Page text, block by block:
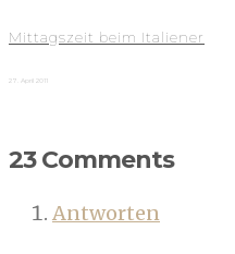
Mittagszeit beim Italiener
27. April 2011
23 Comments
Antworten